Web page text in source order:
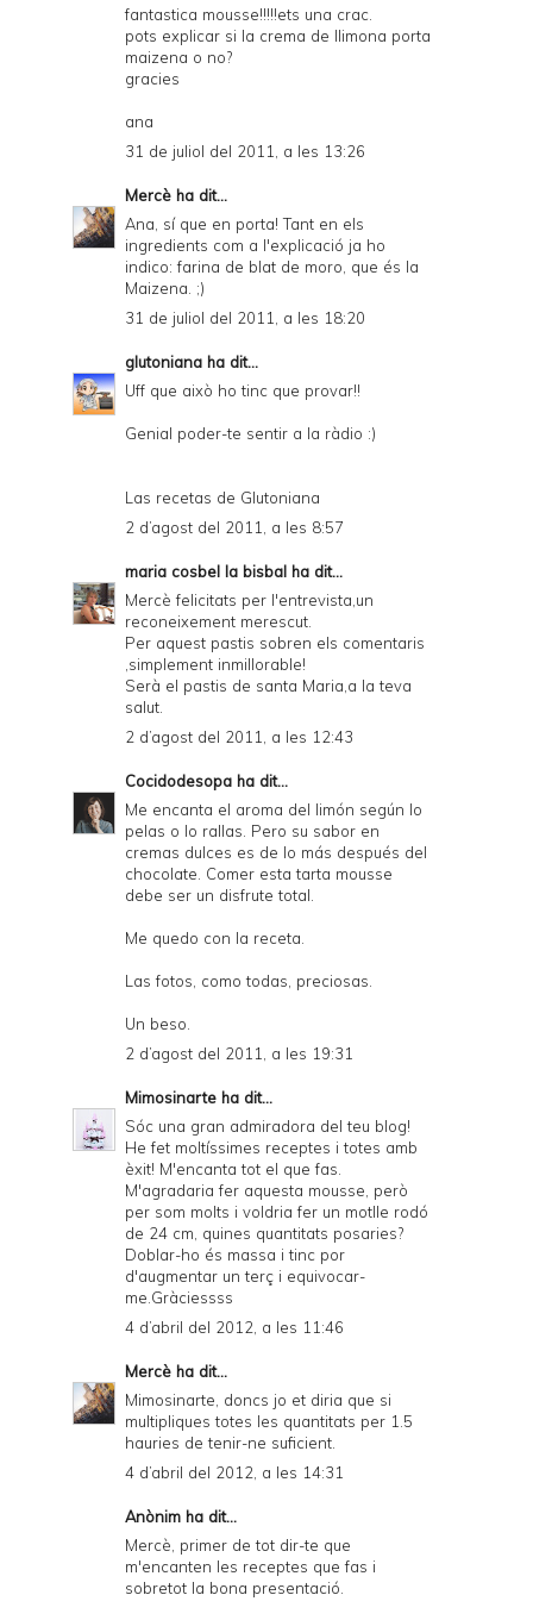
fantastica mousse!!!!!ets una crac.
pots explicar si la crema de llimona porta
maizena o no?
gracies
ana
31 de juliol del 2011, a les 13:26
Mercè ha dit...
Ana, sí que en porta! Tant en els
ingredients com a l'explicació ja ho
indico: farina de blat de moro, que és la
Maizena. ;)
31 de juliol del 2011, a les 18:20
glutoniana ha dit...
Uff que això ho tinc que provar!!
Genial poder-te sentir a la ràdio :)
Las recetas de Glutoniana
2 d’agost del 2011, a les 8:57
maria cosbel la bisbal ha dit...
Mercè felicitats per l'entrevista,un
reconeixement merescut.
Per aquest pastis sobren els comentaris
,simplement inmillorable!
Serà el pastis de santa Maria,a la teva
salut.
2 d’agost del 2011, a les 12:43
Cocidodesopa ha dit...
Me encanta el aroma del limón según lo
pelas o lo rallas. Pero su sabor en
cremas dulces es de lo más después del
chocolate. Comer esta tarta mousse
debe ser un disfrute total.
Me quedo con la receta.
Las fotos, como todas, preciosas.
Un beso.
2 d’agost del 2011, a les 19:31
Mimosinarte ha dit...
Sóc una gran admiradora del teu blog!
He fet moltíssimes receptes i totes amb
èxit! M'encanta tot el que fas.
M'agradaria fer aquesta mousse, però
per som molts i voldria fer un motlle rodó
de 24 cm, quines quantitats posaries?
Doblar-ho és massa i tinc por
d'augmentar un terç i equivocar-
me.Gràciessss
4 d’abril del 2012, a les 11:46
Mercè ha dit...
Mimosinarte, doncs jo et diria que si
multipliques totes les quantitats per 1.5
hauries de tenir-ne suficient.
4 d’abril del 2012, a les 14:31
Anònim ha dit...
Mercè, primer de tot dir-te que
m'encanten les receptes que fas i
sobretot la bona presentació.